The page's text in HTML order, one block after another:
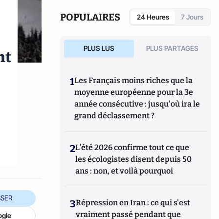
POPULAIRES 24 Heures 7 Jours
PLUS LUS PLUS PARTAGES
1Les Français moins riches que la
moyenne européenne pour la 3e
année consécutive : jusqu'où ira le
grand déclassement ?
2L’été 2026 confirme tout ce que
les écologistes disent depuis 50
ans : non, et voilà pourquoi
3Répression en Iran : ce qui s'est
vraiment passé pendant que